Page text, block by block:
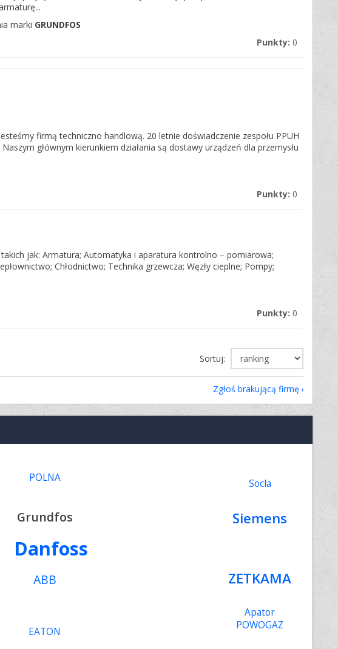
marki GRUNDFOS
Punkty: 0
firmą techniczno handlową. 20 letnie doświadczenie zespołu PPUH
głównym kierunkiem działania są dostawy urządzeń dla przemysłu
Punkty: 0
jak: Armatura; Automatyka i aparatura kontrolno – pomiarowa;
Chłodnictwo; Technika grzewcza; Węzły cieplne; Pompy;
Punkty: 0
Sortuj:
Zgłoś brakującą firmę
Danfoss
Siemens
ZETKAMA
Grundfos
ABB
POLNA Socla
EATON
Apator
POWOGAZ